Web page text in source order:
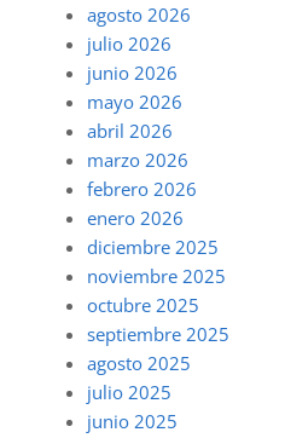
agosto 2026
julio 2026
junio 2026
mayo 2026
abril 2026
marzo 2026
febrero 2026
enero 2026
diciembre 2025
noviembre 2025
octubre 2025
septiembre 2025
agosto 2025
julio 2025
junio 2025